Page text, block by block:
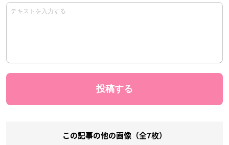
この記事の他の画像（全7枚）